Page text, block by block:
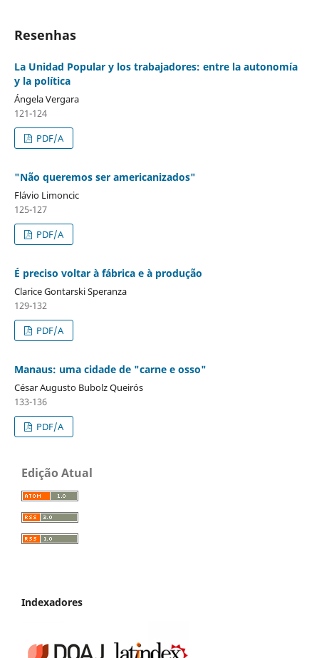
Resenhas
La Unidad Popular y los trabajadores: entre la autonomía
y la política
Ángela Vergara
121-124
PDF/A
"Não queremos ser americanizados"
Flávio Limoncic
125-127
PDF/A
É preciso voltar à fábrica e à produção
Clarice Gontarski Speranza
129-132
PDF/A
Manaus: uma cidade de "carne e osso"
César Augusto Bubolz Queirós
133-136
PDF/A
Edição Atual
Indexadores